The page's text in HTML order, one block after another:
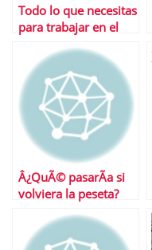
Todo lo que necesitas
para trabajar en el
Â¿QuÃ© pasarÃ­a si
volviera la peseta?